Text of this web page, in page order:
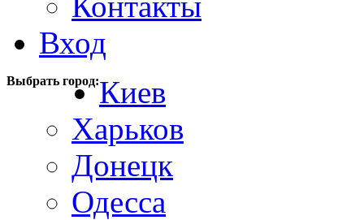
Вход
Выбрать город:Киев
Харьков
Донецк
Одесса